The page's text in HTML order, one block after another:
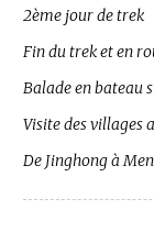
2ème jour de trek
Fin du trek et en
Balade en bateau
Visite des villages
De Jinghong à